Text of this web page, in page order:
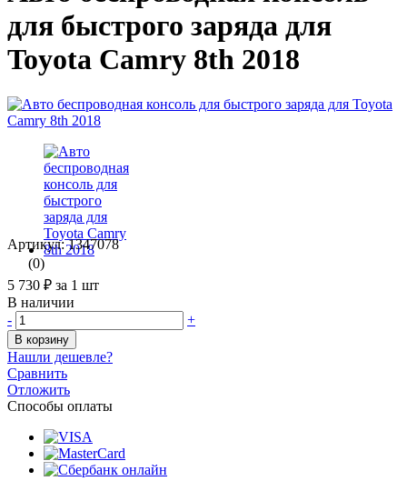
для быстрого заряда для
Toyota Camry 8th 2018
Артикул: 1347078
(0)
5 730 ₽ за 1 шт
В наличии
-
+
В корзину
Нашли дешевле?
Сравнить
Отложить
Способы оплаты